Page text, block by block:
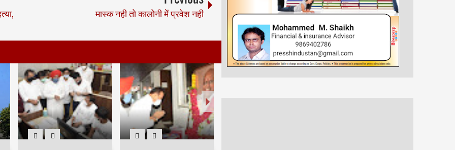
मास्क नही तो कालोनी में प्रवेश नही